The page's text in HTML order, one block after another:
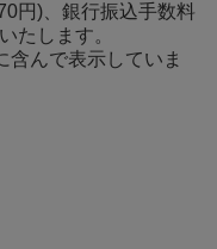
円)、銀行振込手数料
たします。
んで表示していま